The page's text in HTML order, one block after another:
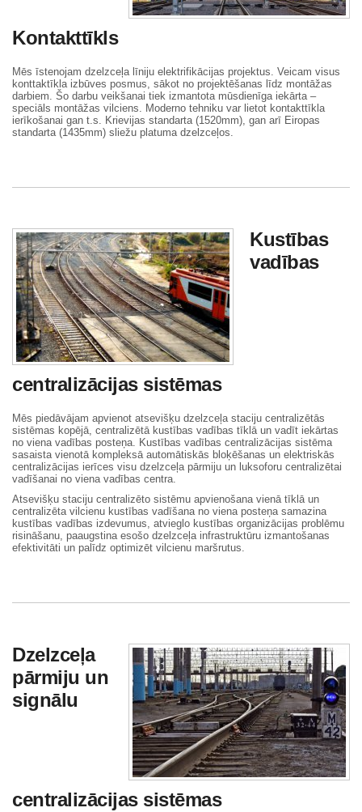
Kontakttīkls
Mēs īstenojam dzelzceļa līniju elektrifikācijas projektus. Veicam visus
konttaktīkla izbūves posmus, sākot no projektēšanas līdz montāžas
darbiem. Šo darbu veikšanai tiek izmantota mūsdienīga iekārta –
speciāls montāžas vilciens. Moderno tehniku var lietot kontakttīkla
ierīkošanai gan t.s. Krievijas standarta (1520mm), gan arī Eiropas
standarta (1435mm) sliežu platuma dzelzceļos.
Kustības
vadības
centralizācijas sistēmas
Mēs piedāvājam apvienot atsevišķu dzelzceļa staciju centralizētās
sistēmas kopējā, centralizētā kustības vadības tīklā un vadīt iekārtas
no viena vadības posteņa. Kustības vadības centralizācijas sistēma
sasaista vienotā kompleksā automātiskās bloķēšanas un elektriskās
centralizācijas ierīces visu dzelzceļa pārmiju un luksoforu centralizētai
vadīšanai no viena vadības centra.
Atsevišķu staciju centralizēto sistēmu apvienošana vienā tīklā un
centralizēta vilcienu kustības vadīšana no viena posteņa samazina
kustības vadības izdevumus, atvieglo kustības organizācijas problēmu
risināšanu, paaugstina esošo dzelzceļa infrastruktūru izmantošanas
efektivitāti un palīdz optimizēt vilcienu maršrutus.
Dzelzceļa
pārmiju un
signālu
centralizācijas sistēmas